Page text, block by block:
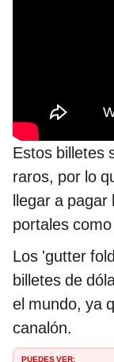
Estos billetes
raros, por lo
llegar a
portales
Los 'gutter
billetes de
el mundo, ya
canalón.
PUEDES VER: